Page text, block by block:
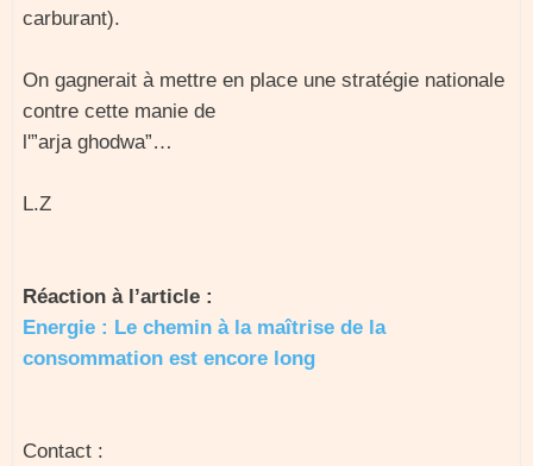
carburant).
On gagnerait à mettre en place une stratégie nationale
contre cette manie de
l'”arja ghodwa”…
L.Z
Réaction à l’article :
Energie : Le chemin à la maîtrise de la
consommation est encore long
Contact :